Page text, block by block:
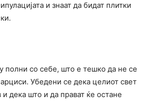
и знаат да бидат плитки
полни со себе, што е тешко да не се
Убедени се дека целиот свет
и дека што и да прават ќе остане